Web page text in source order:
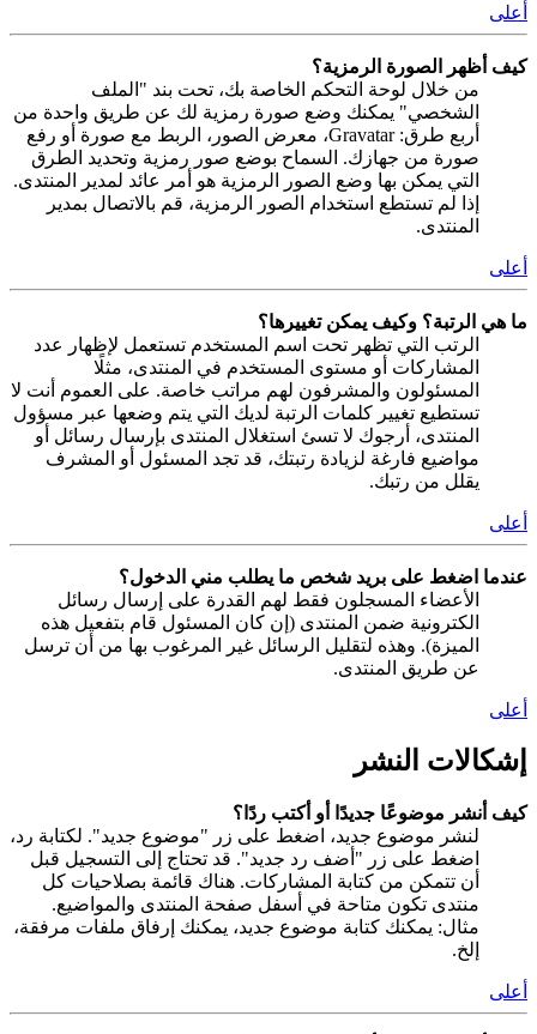
أعلى
كيف أظهر الصورة الرمزية؟
من خلال لوحة التحكم الخاصة بك، تحت بند "الملف
الشخصي" يمكنك وضع صورة رمزية لك عن طريق واحدة من
أربع طرق: Gravatar، معرض الصور، الربط مع صورة أو رفع
صورة من جهازك. السماح بوضع صور رمزية وتحديد الطرق
التي يمكن بها وضع الصور الرمزية هو أمر عائد لمدير المنتدى.
إذا لم تستطع استخدام الصور الرمزية، قم بالاتصال بمدير
المنتدى.
أعلى
ما هي الرتبة؟ وكيف يمكن تغييرها؟
الرتب التي تظهر تحت اسم المستخدم تستعمل لإظهار عدد
المشاركات أو مستوى المستخدم في المنتدى، مثلًا
المسئولون والمشرفون لهم مراتب خاصة. على العموم أنت لا
تستطيع تغيير كلمات الرتبة لديك التي يتم وضعها عبر مسؤول
المنتدى، أرجوك لا تسئ استغلال المنتدى بإرسال رسائل أو
مواضيع فارغة لزيادة رتبتك، قد تجد المسئول أو المشرف
يقلل من رتبك.
أعلى
عندما اضغط على بريد شخص ما يطلب مني الدخول؟
الأعضاء المسجلون فقط لهم القدرة على إرسال رسائل
الكترونية ضمن المنتدى (إن كان المسئول قام بتفعيل هذه
الميزة). وهذه لتقليل الرسائل غير المرغوب بها من أن ترسل
عن طريق المنتدى.
أعلى
إشكالات النشر
كيف أنشر موضوعًا جديدًا أو أكتب ردًا؟
لنشر موضوع جديد، اضغط على زر "موضوع جديد". لكتابة رد،
اضغط على زر "أضف رد جديد". قد تحتاج إلى التسجيل قبل
أن تتمكن من كتابة المشاركات. هناك قائمة بصلاحيات كل
منتدى تكون متاحة في أسفل صفحة المنتدى والمواضيع.
مثال: يمكنك كتابة موضوع جديد، يمكنك إرفاق ملفات مرفقة،
إلخ.
أعلى